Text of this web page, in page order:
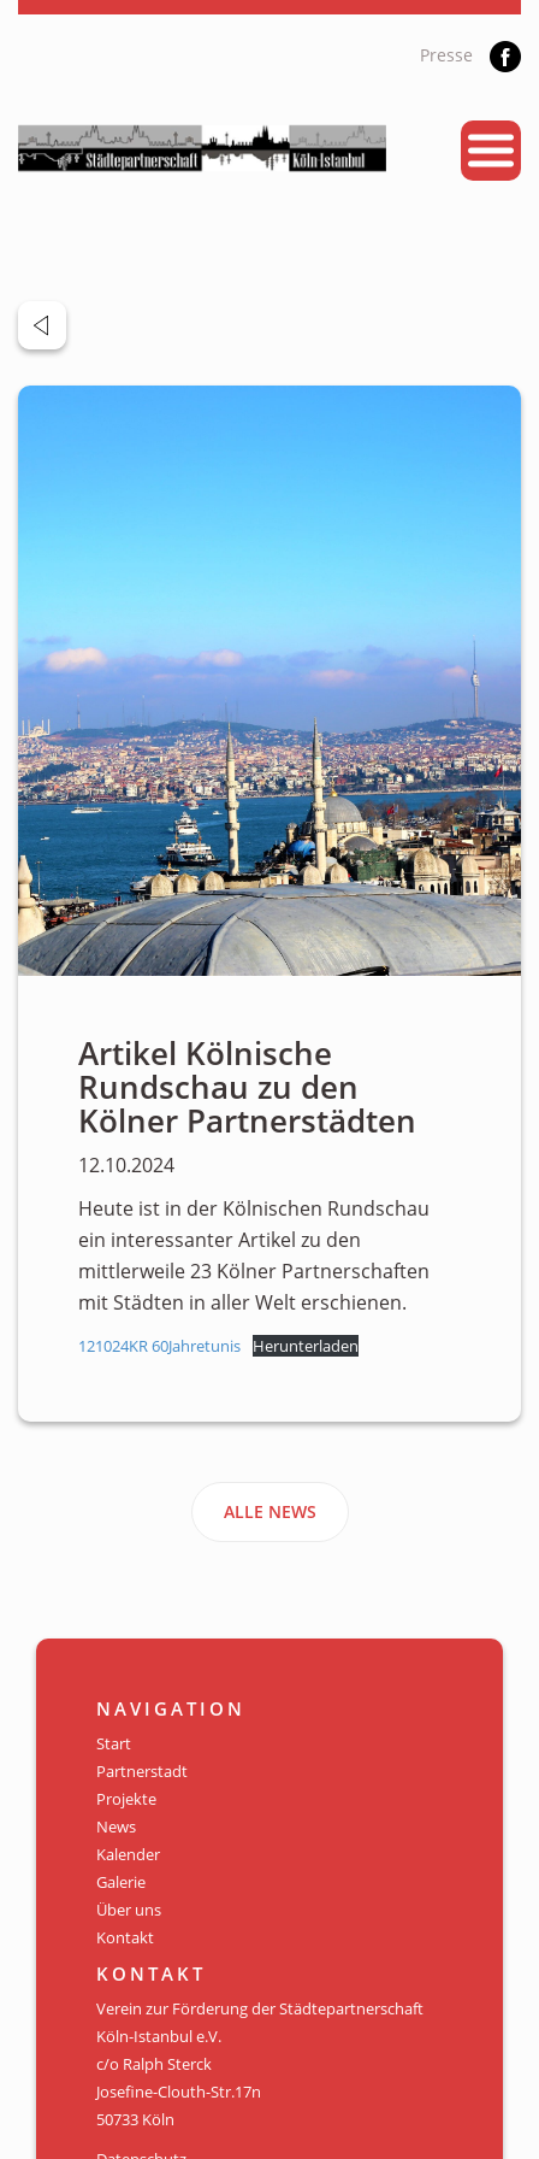
Presse
Artikel Kölnische
Rundschau zu den
Kölner Partnerstädten
12.10.2024
Heute ist in der Kölnischen Rundschau
ein interessanter Artikel zu den
mittlerweile 23 Kölner Partnerschaften
mit Städten in aller Welt erschienen.
121024KR 60Jahretunis Herunterladen
ALLE NEWS
NAVIGATION
Start
Partnerstadt
Projekte
News
Kalender
Galerie
Über uns
Kontakt
KONTAKT
Verein zur Förderung der Städtepartnerschaft
Köln-Istanbul e.V.
c/o Ralph Sterck
Josefine-Clouth-Str.17n
50733 Köln
START
PARTNERSTADT
Links & Downloads
Satzung
Unsere Spender/Sponsoren
KONTAKT